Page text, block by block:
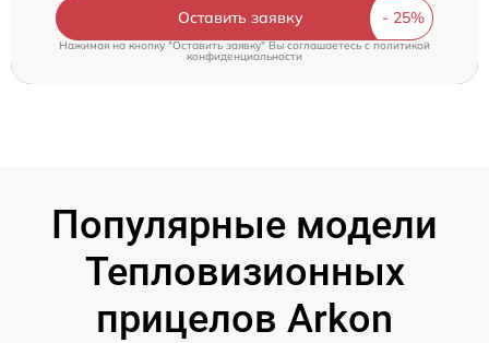
Оставить заявку
Нажимая на кнопку "Оставить заявку" Вы соглашаетесь cполитикой
конфиденциальности
Популярные модели
Тепловизионных
прицелов Arkon